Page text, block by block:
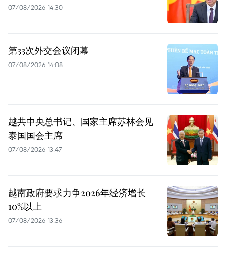
07/08/2026 14:30
第33次外交会议闭幕
07/08/2026 14:08
越共中央总书记、国家主席苏林会见
泰国国会主席
07/08/2026 13:47
越南政府要求力争2026年经济增长
10%以上
07/08/2026 13:36